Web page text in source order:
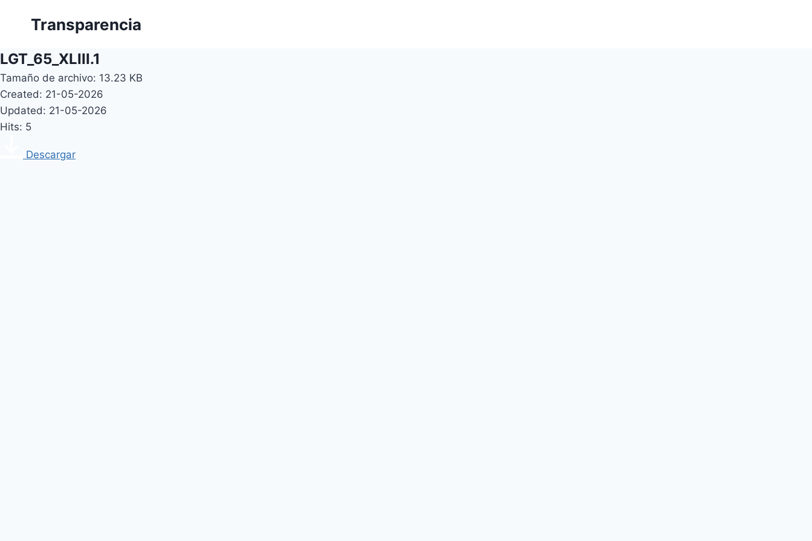
Transparencia
LGT_65_XLIII.1
Tamaño de archivo: 13.23 KB
Created: 21-05-2026
Updated: 21-05-2026
Hits: 5
Descargar